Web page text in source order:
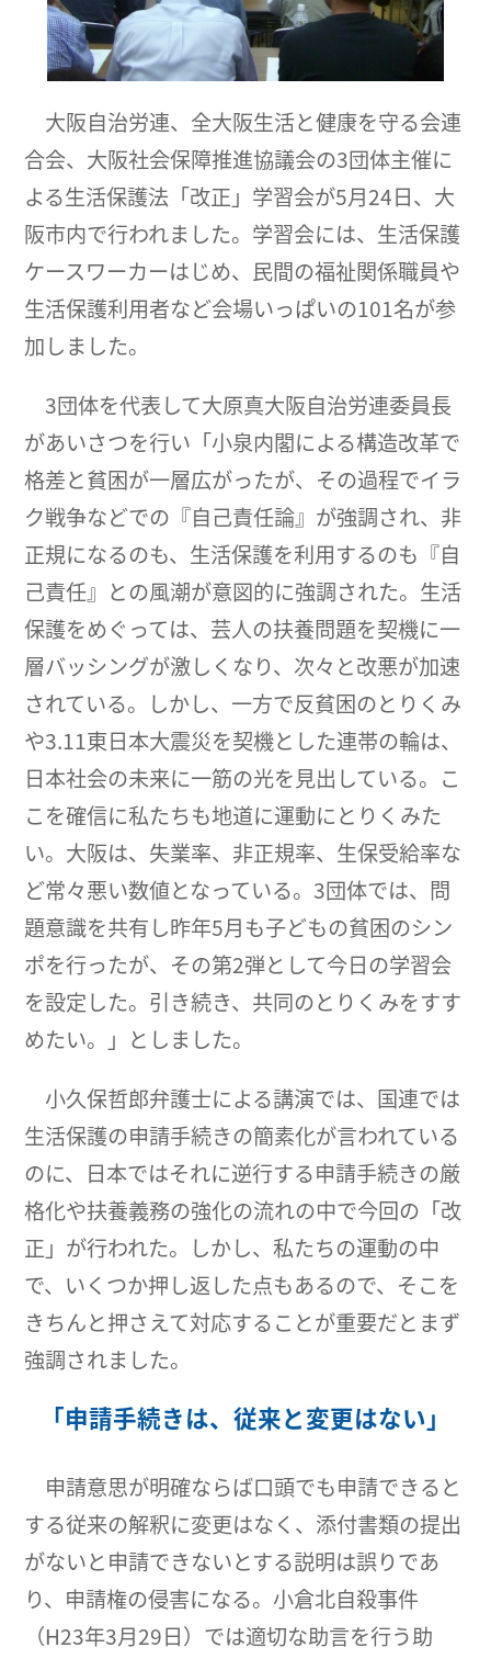
大阪自治労連、全大阪生活と健康を守る会連
合会、大阪社会保障推進協議会の3団体主催に
よる生活保護法「改正」学習会が5月24日、大
阪市内で行われました。学習会には、生活保護
ケースワーカーはじめ、民間の福祉関係職員や
生活保護利用者など会場いっぱいの101名が参
加しました。
3団体を代表して大原真大阪自治労連委員長
があいさつを行い「小泉内閣による構造改革で
格差と貧困が一層広がったが、その過程でイラ
ク戦争などでの『自己責任論』が強調され、非
正規になるのも、生活保護を利用するのも『自
己責任』との風潮が意図的に強調された。生活
保護をめぐっては、芸人の扶養問題を契機に一
層バッシングが激しくなり、次々と改悪が加速
されている。しかし、一方で反貧困のとりくみ
や3.11東日本大震災を契機とした連帯の輪は、
日本社会の未来に一筋の光を見出している。こ
こを確信に私たちも地道に運動にとりくみた
い。大阪は、失業率、非正規率、生保受給率な
ど常々悪い数値となっている。3団体では、問
題意識を共有し昨年5月も子どもの貧困のシン
ポを行ったが、その第2弾として今日の学習会
を設定した。引き続き、共同のとりくみをすす
めたい。」としました。
小久保哲郎弁護士による講演では、国連では
生活保護の申請手続きの簡素化が言われている
のに、日本ではそれに逆行する申請手続きの厳
格化や扶養義務の強化の流れの中で今回の「改
正」が行われた。しかし、私たちの運動の中
で、いくつか押し返した点もあるので、そこを
きちんと押さえて対応することが重要だとまず
強調されました。
「申請手続きは、従来と変更はない」
申請意思が明確ならば口頭でも申請できると
する従来の解釈に変更はなく、添付書類の提出
がないと申請できないとする説明は誤りであ
り、申請権の侵害になる。小倉北自殺事件
（H23年3月29日）では適切な助言を行う助